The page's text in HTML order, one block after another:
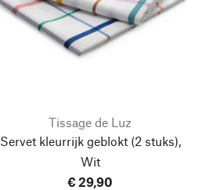
Tissage de Luz
Servet kleurrijk geblokt (2 stuks),
Wit
€ 29,90